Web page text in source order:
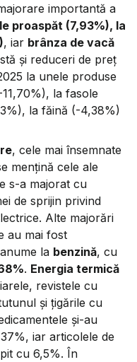
importantă a
proaspăt (7,93%), la
, iar brânza de vacă
și reduceri de preț
la unele produse
la fasole
la făină (-4,38%)
, cele mai însemnate
mențină cele ale
s-a majorat cu
de sprijin privind
Alte majorări
au mai fost
la benzină, cu
. Energia termică
revistele cu
și țigările cu
și-au
iar articolele de
cu 6,5%. În